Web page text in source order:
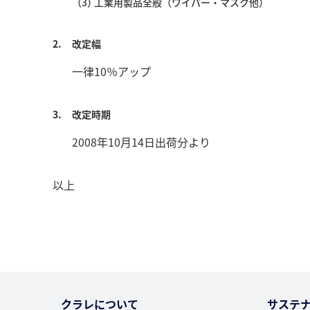
2. 改定幅
一律10％アップ
3. 改定時期
2008年10月14日出荷分より
以上
クラレについて
サステ